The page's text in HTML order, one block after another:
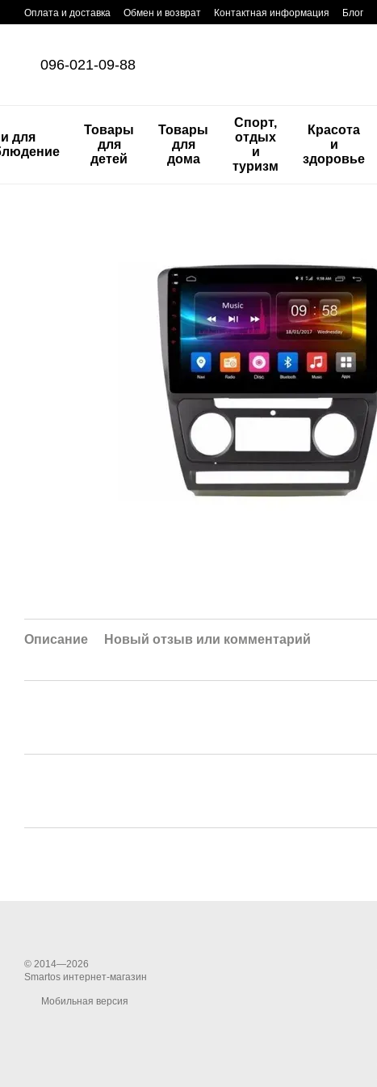
Перейти к основному контенту
Оплата и доставка Обмен и возврат Контактная информация Блог
096-021-09-88
для
Товары
для
детей
Товары
для
дома
Спорт,
отдых
и
туризм
Красота
и
здоровье
Описание Новый отзыв или комментарий
© 2014—2026
Smartos интернет-магазин
Мобильная версия